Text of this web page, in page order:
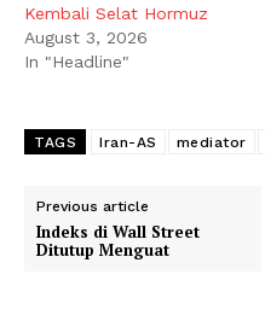
Kembali Selat Hormuz
August 3, 2026
In "Headline"
TAGS Iran-AS mediator
Previous article
Indeks di Wall Street
Ditutup Menguat